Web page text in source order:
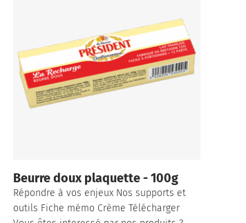
Beurre doux plaquette - 100g
Répondre à vos enjeux Nos supports et
outils Fiche mémo Crème Télécharger